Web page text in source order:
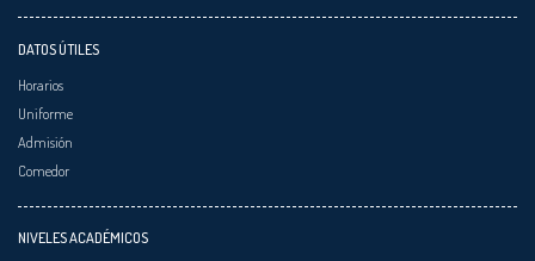
DATOS ÚTILES
Horarios
Uniforme
Admisión
Comedor
NIVELES ACADÉMICOS